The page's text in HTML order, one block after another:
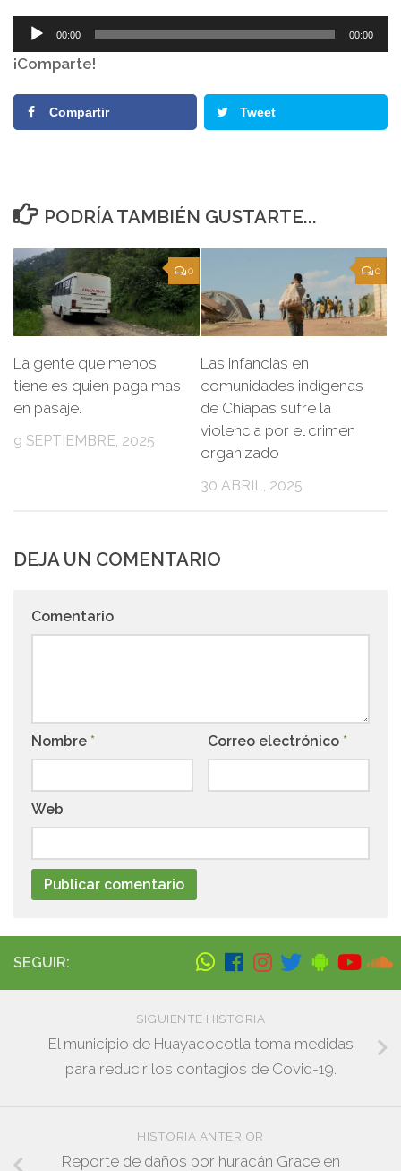
Reproductor
de
audio
00:00 00:00
¡Comparte!
Compartir Tweet
PODRÍA TAMBIÉN GUSTARTE...
0
La gente que menos
tiene es quien paga mas
en pasaje.
9 SEPTIEMBRE, 2025
0
Las infancias en
comunidades indígenas
de Chiapas sufre la
violencia por el crimen
organizado
30 ABRIL, 2025
DEJA UN COMENTARIO
Comentario
Nombre * Correo electrónico *
Web
SEGUIR:
SIGUIENTE HISTORIA
El municipio de Huayacocotla toma medidas
para reducir los contagios de Covid-19.
HISTORIA ANTERIOR
Reporte de daños por huracán Grace en